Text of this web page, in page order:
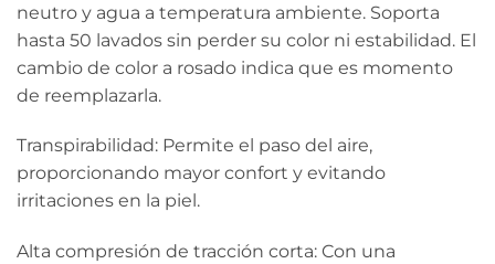
neutro y agua a temperatura ambiente. Soporta
hasta 50 lavados sin perder su color ni estabilidad. El
cambio de color a rosado indica que es momento
de reemplazarla.
Transpirabilidad: Permite el paso del aire,
proporcionando mayor confort y evitando
irritaciones en la piel.
Alta compresión de tracción corta: Con una